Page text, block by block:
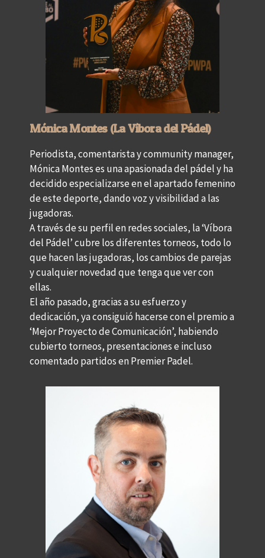
Mónica Montes (La Víbora del Pádel)
Periodista, comentarista y community manager,
Mónica Montes es una apasionada del pádel y ha
decidido especializarse en el apartado femenino
de este deporte, dando voz y visibilidad a las
jugadoras.
A través de su perfil en redes sociales, la ‘Víbora
del Pádel’ cubre los diferentes torneos, todo lo
que hacen las jugadoras, los cambios de parejas
y cualquier novedad que tenga que ver con
ellas.
El año pasado, gracias a su esfuerzo y
dedicación, ya consiguió hacerse con el premio a
‘Mejor Proyecto de Comunicación’, habiendo
cubierto torneos, presentaciones e incluso
comentado partidos en Premier Padel.